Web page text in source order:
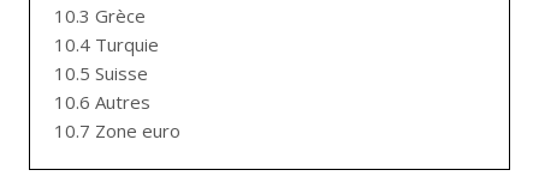
10.3 Grèce
10.4 Turquie
10.5 Suisse
10.6 Autres
10.7 Zone euro